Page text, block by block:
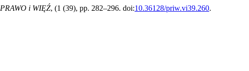
PRAWO i WIĘŹ, (1 (39), pp. 282–296. doi:10.36128/priw.vi39.260.